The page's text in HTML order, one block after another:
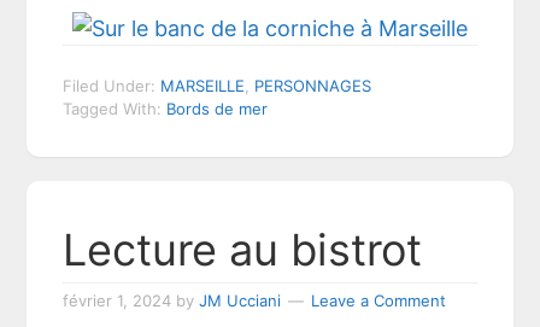
Filed Under: MARSEILLE
PERSONNAGES
Tagged With: Bords de mer
Lecture au bistrot
février 1, 2024 byJM Ucciani Leave a Comment